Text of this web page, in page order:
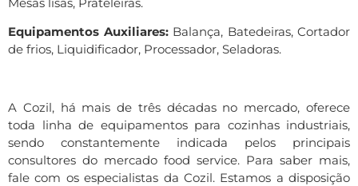
Equipamentos Auxiliares:Balança, Batedeiras, Cortador
de frios, Liquidificador, Processador, Seladoras.
A Cozil, há mais de três décadas no mercado, oferece
toda linha de equipamentos para cozinhas industriais,
sendo constantemente indicada pelos principais
consultores do mercado food service. Para saber mais,
fale com os especialistas da Cozil. Estamos a disposição